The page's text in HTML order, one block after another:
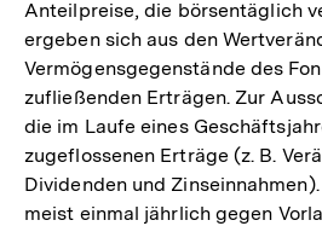
Anteilpreise, die börsentäglich
ergeben sich aus den
Vermögensgegenstände des
zufließenden Erträgen. Zur
die im Laufe eines
zugeflossenen Erträge (z. B.
Dividenden und
meist einmal jährlich gegen